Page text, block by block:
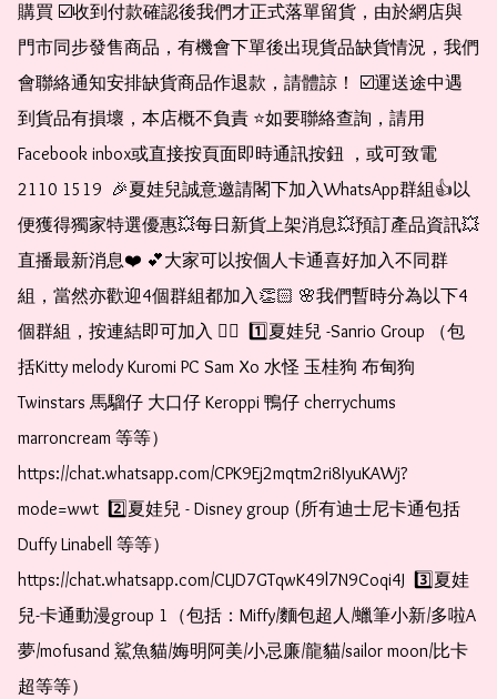
購買 ☑️收到付款確認後我們才正式落單留貨，由於網店與
門市同步發售商品，有機會下單後出現貨品缺貨情況，我們
會聯絡通知安排缺貨商品作退款，請體諒！ ☑️運送途中遇
到貨品有損壞，本店概不負責 ⭐️如要聯絡查詢，請用
Facebook inbox或直接按頁面即時通訊按鈕 ，或可致電
2110 1519  🎉夏娃兒誠意邀請閣下加入WhatsApp群組👍以
便獲得獨家特選優惠💥每日新貨上架消息💥預訂產品資訊💥
直播最新消息❤️ 💕大家可以按個人卡通喜好加入不同群
組，當然亦歡迎4個群組都加入👏🏻 🌸我們暫時分為以下4
個群組，按連結即可加入 👇🏻  1️⃣夏娃兒 -Sanrio Group （包
括Kitty melody Kuromi PC Sam Xo 水怪 玉桂狗 布甸狗
Twinstars 馬騮仔 大口仔 Keroppi 鴨仔 cherrychums
marroncream 等等）
https://chat.whatsapp.com/CPK9Ej2mqtm2ri8IyuKAWj?
mode=wwt  2️⃣夏娃兒 - Disney group (所有迪士尼卡通包括
Duffy Linabell 等等）
https://chat.whatsapp.com/CLJD7GTqwK49l7N9Coqi4J  3️⃣夏娃
兒-卡通動漫group 1（包括：Miffy/麵包超人/蠟筆小新/多啦A
夢/mofusand 鯊魚貓/娒明阿美/小忌廉/龍貓/sailor moon/比卡
超等等）